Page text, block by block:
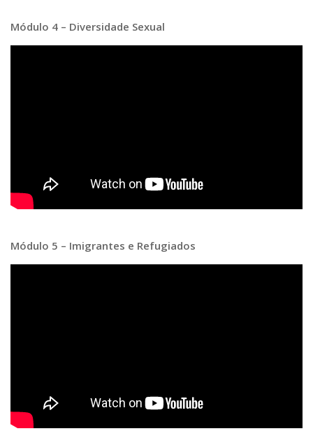
Módulo 4 – Diversidade Sexual
Módulo 5 – Imigrantes e Refugiados